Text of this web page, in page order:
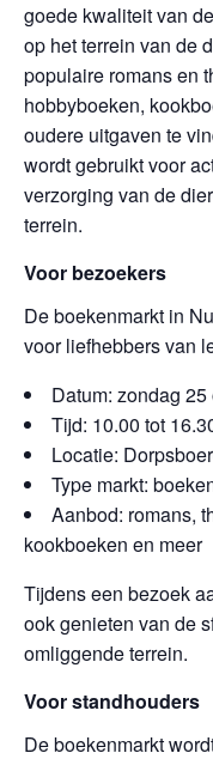
goede kwaliteit van
op het terrein van de
populaire romans en
hobbyboeken,
oudere uitgaven te
wordt gebruikt voor
verzorging van de
terrein.
Voor bezoekers
De boekenmarkt in
voor liefhebbers van
Datum: zondag
Tijd: 10.00 tot
Locatie:
Type markt:
Aanbod: romans,
kookboeken en meer
Tijdens een bezoek
ook genieten van de
omliggende terrein.
Voor standhouders
De boekenmarkt